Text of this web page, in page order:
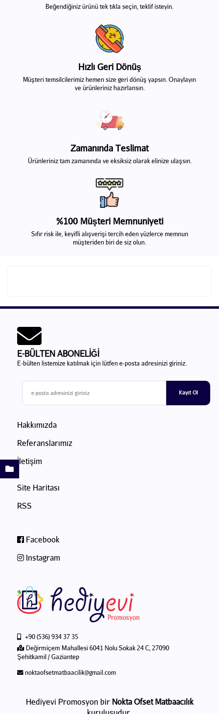
Beğendiğiniz ürünü tek tıkla seçin, teklif isteyin.
Hızlı Geri Dönüş
Müşteri temsilcilerimiz hemen size geri dönüş yapsın. Onaylayın
ve ürünleriniz hazırlansın.
Zamanında Teslimat
Ürünleriniz tam zamanında ve eksiksiz olarak elinize ulaşsın.
%100 Müşteri Memnuniyeti
Sıfır risk ile, keyifli alışverişi tercih eden yüzlerce memnun
müşteriden biri de siz olun.
E-BÜLTEN ABONELİĞİ
E-bülten listemize katılmak için lütfen e-posta adresinizi giriniz.
Kayıt Ol
Hakkımızda
Referanslarımız
İletişim
Site Haritası
RSS
Facebook
Instagram
+90 (536) 934 37 35
Değirmiçem Mahallesi 6041 Nolu Sokak 24 C, 27090
Şehitkamil / Gaziantep
noktaofsetmatbaacilik@gmail.com
Hediyevi Promosyon bir Nokta Ofset Matbaacılık